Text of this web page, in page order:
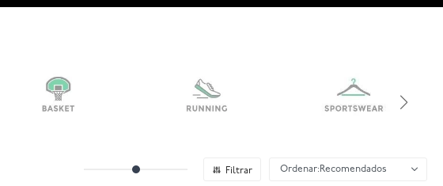
Recomendados